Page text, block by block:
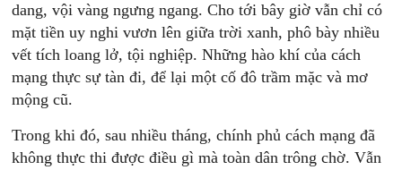
dang, vội vàng ngưng ngang. Cho tới bây giờ vẫn chỉ có
mặt tiền uy nghi vươn lên giữa trời xanh, phô bày nhiều
vết tích loang lở, tội nghiệp. Những hào khí của cách
mạng thực sự tàn đi, để lại một cố đô trầm mặc và mơ
mộng cũ.
Trong khi đó, sau nhiều tháng, chính phủ cách mạng đã
không thực thi được điều gì mà toàn dân trông chờ. Vẫn